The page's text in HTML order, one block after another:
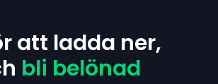
att ladda ner,
bli belönad